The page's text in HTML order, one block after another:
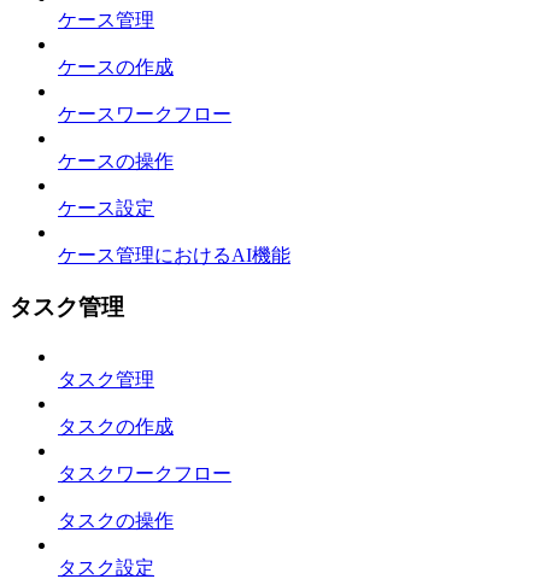
ケース管理
ケースの作成
ケースワークフロー
ケースの操作
ケース設定
ケース管理におけるAI機能
タスク管理
タスク管理
タスクの作成
タスクワークフロー
タスクの操作
タスク設定